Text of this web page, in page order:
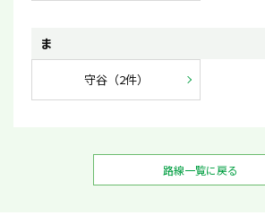
ま
守谷（2件）
路線一覧に戻る